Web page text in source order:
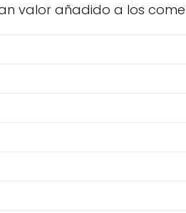
valor añadido a los